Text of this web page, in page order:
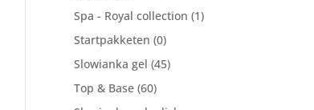
Spa - Royal collection (1)
Startpakketen (0)
Slowianka gel (45)
Top & Base (60)